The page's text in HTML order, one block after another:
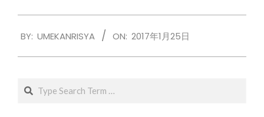
01-
BY: UMEKANRISYA ON: 2017年1月25日
Search